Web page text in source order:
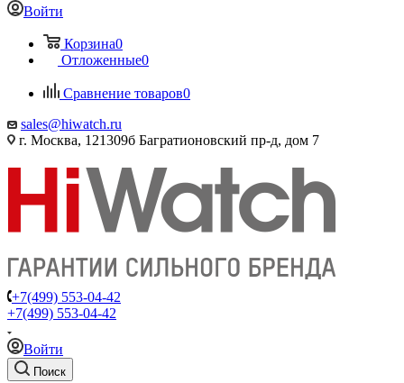
Войти
Корзина0
Отложенные0
Сравнение товаров0
sales@hiwatch.ru
г. Москва, 121309б Багратионовский пр-д, дом 7
+7(499) 553-04-42
+7(499) 553-04-42
Войти
Поиск